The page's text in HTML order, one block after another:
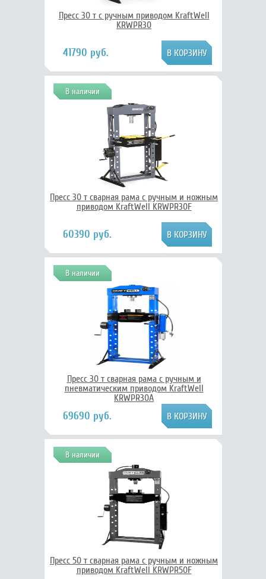
Пресс 30 т с ручным приводом KraftWell
KRWPR30
41790 руб.
В наличии
Пресс 30 т сварная рама с ручным и ножным
приводом KraftWell KRWPR30F
60390 руб.
В наличии
Пресс 30 т сварная рама с ручным и
пневматическим приводом KraftWell
KRWPR30A
69690 руб.
В наличии
Пресс 50 т сварная рама с ручным и ножным
приводом KraftWell KRWPR50F